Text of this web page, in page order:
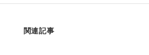
関連記事